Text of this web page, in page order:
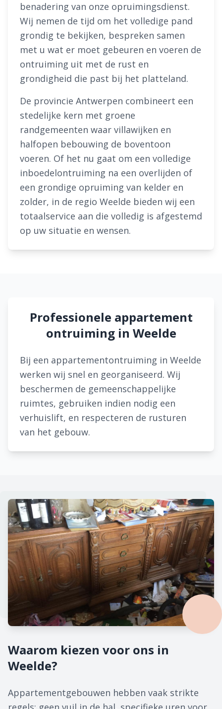
benadering van onze opruimingsdienst.
Wij nemen de tijd om het volledige pand
grondig te bekijken, bespreken samen
met u wat er moet gebeuren en voeren de
ontruiming uit met de rust en
grondigheid die past bij het platteland.
De provincie Antwerpen combineert een
stedelijke kern met groene
randgemeenten waar villawijken en
halfopen bebouwing de boventoon
voeren. Of het nu gaat om een volledige
inboedelontruiming na een overlijden of
een grondige opruiming van kelder en
zolder, in de regio Weelde bieden wij een
totaalservice aan die volledig is afgestemd
op uw situatie en wensen.
Professionele appartement
ontruiming in Weelde
Bij een appartementontruiming in Weelde
werken wij snel en georganiseerd. Wij
beschermen de gemeenschappelijke
ruimtes, gebruiken indien nodig een
verhuislift, en respecteren de rusturen
van het gebouw.
Waarom kiezen voor ons in
Weelde?
Appartementgebouwen hebben vaak strikte